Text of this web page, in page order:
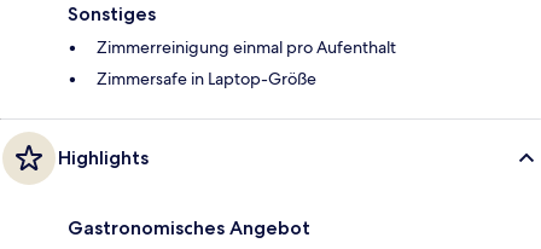
Sonstiges
Zimmerreinigung einmal pro Aufenthalt
Zimmersafe in Laptop-Größe
Highlights
Gastronomisches Angebot